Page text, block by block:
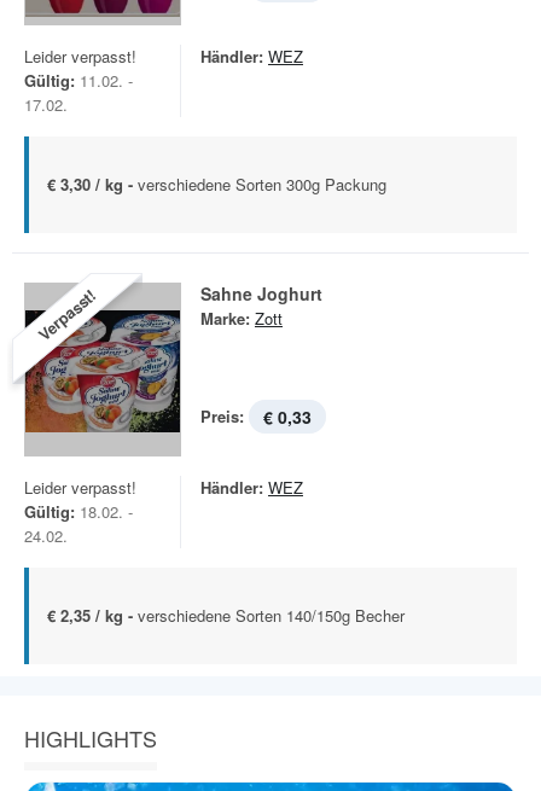
Leider verpasst!
Gültig: 11.02. -
17.02.
Händler: WEZ
€ 3,30 / kg - verschiedene Sorten 300g Packung
Verpasst! Sahne Joghurt
Marke: Zott
Preis: € 0,33
Leider verpasst!
Gültig: 18.02. -
24.02.
Händler: WEZ
€ 2,35 / kg - verschiedene Sorten 140/150g Becher
HIGHLIGHTS